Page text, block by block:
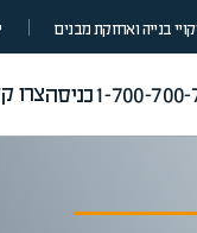
בנייה ואחזקת מבנים
1-700-700-כניסהצרו